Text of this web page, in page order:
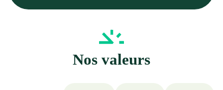
Nos valeurs